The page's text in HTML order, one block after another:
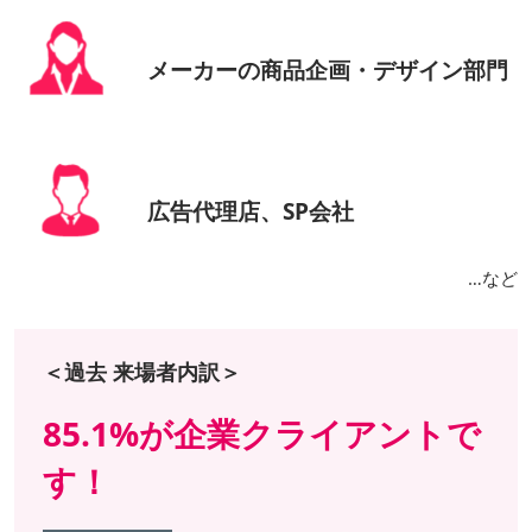
メーカーの商品企画・デザイン部門
広告代理店、SP会社
…など
＜過去 来場者内訳＞
85.1%が企業クライアントで
す！